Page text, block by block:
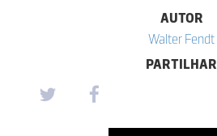
AUTOR
Walter Fendt
PARTILHAR